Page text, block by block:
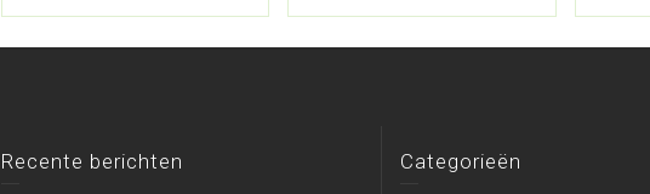
Recente berichten Categorieën